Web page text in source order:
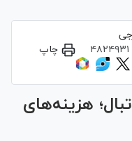
۴۸۲۴۹۳۱ چاپ
هزینه‌های